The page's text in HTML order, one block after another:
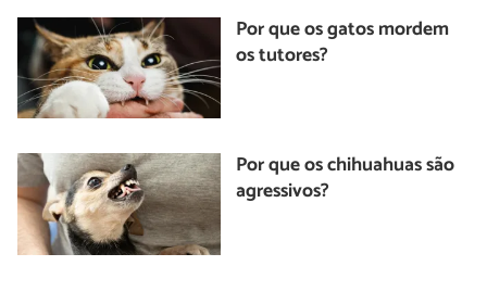
Por que os gatos mordem
os tutores?
Por que os chihuahuas são
agressivos?